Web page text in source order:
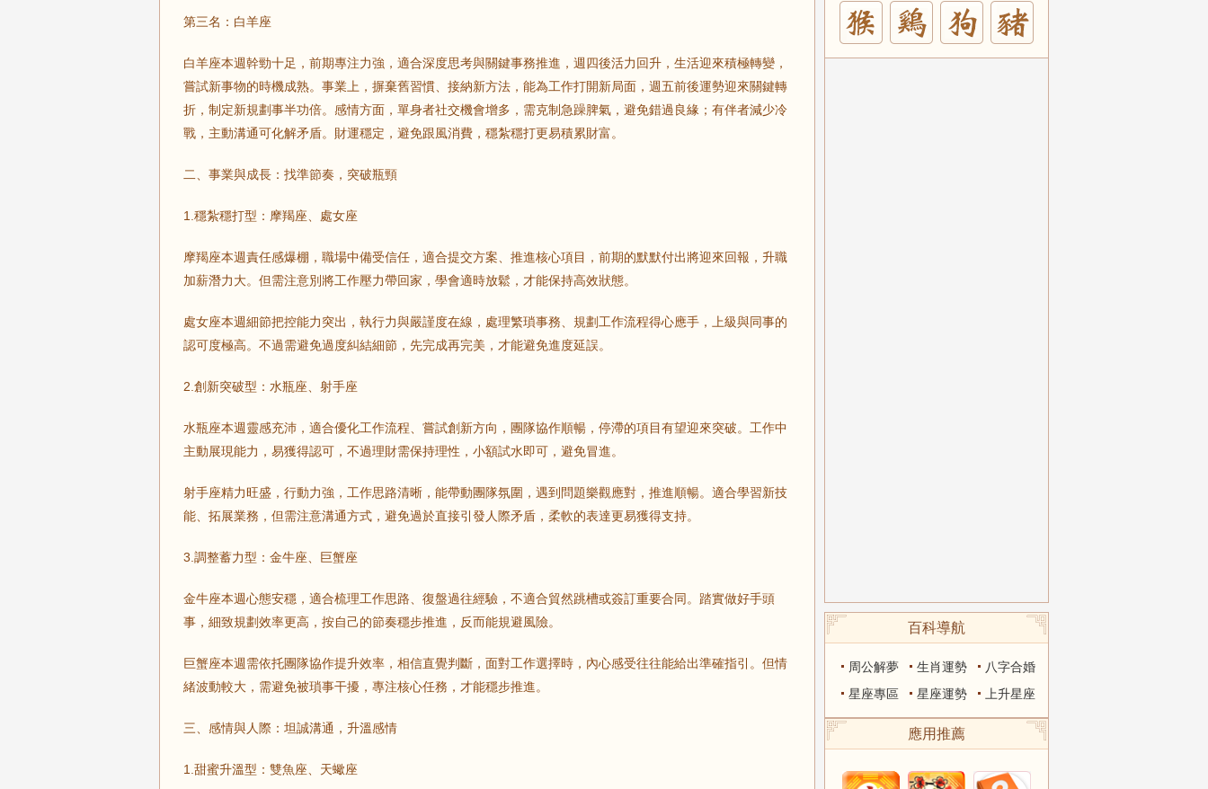
第三名：白羊座
白羊座本週幹勁十足，前期專注力強，適合深度思考與關鍵事務推進，週四後活力回升，生活迎來積極轉變，
嘗試新事物的時機成熟。事業上，摒棄舊習慣、接納新方法，能為工作打開新局面，週五前後運勢迎來關鍵轉
折，制定新規劃事半功倍。感情方面，單身者社交機會增多，需克制急躁脾氣，避免錯過良緣；有伴者減少冷
戰，主動溝通可化解矛盾。財運穩定，避免跟風消費，穩紮穩打更易積累財富。
二、事業與成長：找準節奏，突破瓶頸
1.穩紮穩打型：摩羯座、處女座
摩羯座本週責任感爆棚，職場中備受信任，適合提交方案、推進核心項目，前期的默默付出將迎來回報，升職
加薪潛力大。但需注意別將工作壓力帶回家，學會適時放鬆，才能保持高效狀態。
處女座本週細節把控能力突出，執行力與嚴謹度在線，處理繁瑣事務、規劃工作流程得心應手，上級與同事的
認可度極高。不過需避免過度糾結細節，先完成再完美，才能避免進度延誤。
2.創新突破型：水瓶座、射手座
水瓶座本週靈感充沛，適合優化工作流程、嘗試創新方向，團隊協作順暢，停滯的項目有望迎來突破。工作中
主動展現能力，易獲得認可，不過理財需保持理性，小額試水即可，避免冒進。
射手座精力旺盛，行動力強，工作思路清晰，能帶動團隊氛圍，遇到問題樂觀應對，推進順暢。適合學習新技
能、拓展業務，但需注意溝通方式，避免過於直接引發人際矛盾，柔軟的表達更易獲得支持。
3.調整蓄力型：金牛座、巨蟹座
金牛座本週心態安穩，適合梳理工作思路、復盤過往經驗，不適合貿然跳槽或簽訂重要合同。踏實做好手頭
事，細致規劃效率更高，按自己的節奏穩步推進，反而能規避風險。
巨蟹座本週需依托團隊協作提升效率，相信直覺判斷，面對工作選擇時，內心感受往往能給出準確指引。但情
緒波動較大，需避免被瑣事干擾，專注核心任務，才能穩步推進。
三、感情與人際：坦誠溝通，升溫感情
1.甜蜜升溫型：雙魚座、天蠍座
百科導航
周公解夢 生肖運勢
八字合婚
星座專區
星座運勢 上升星座
應用推薦